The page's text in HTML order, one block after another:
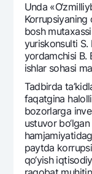
Unda
Korrupsiyaning
bosh
yuriskonsulti
yordamchisi B.
ishlar sohasi
Tadbirda
faqatgina
bozorlarga
ustuvor
paytda
qo‘yish